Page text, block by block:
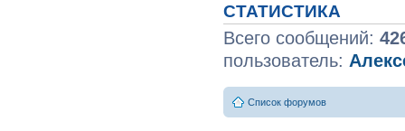
СТАТИСТИКА
Всего сообщений:
пользователь:
Список форумов